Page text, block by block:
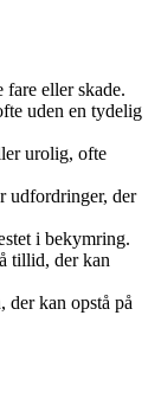
fare eller skade.
uden en tydelig
urolig, ofte
udfordringer, der
i bekymring.
tillid, der kan
kan opstå på